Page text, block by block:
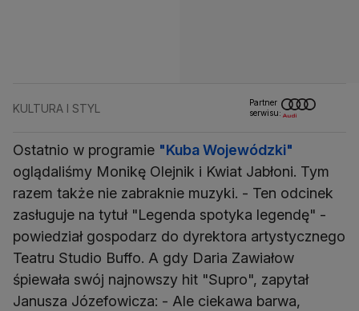
KULTURA I STYL
Partner
serwisu:
Ostatnio w programie "Kuba Wojewódzki"
oglądaliśmy Monikę Olejnik i Kwiat Jabłoni. Tym
razem także nie zabraknie muzyki. - Ten odcinek
zasługuje na tytuł "Legenda spotyka legendę" -
powiedział gospodarz do dyrektora artystycznego
Teatru Studio Buffo. A gdy Daria Zawiałow
śpiewała swój najnowszy hit "Supro", zapytał
Janusza Józefowicza: - Ale ciekawa barwa,